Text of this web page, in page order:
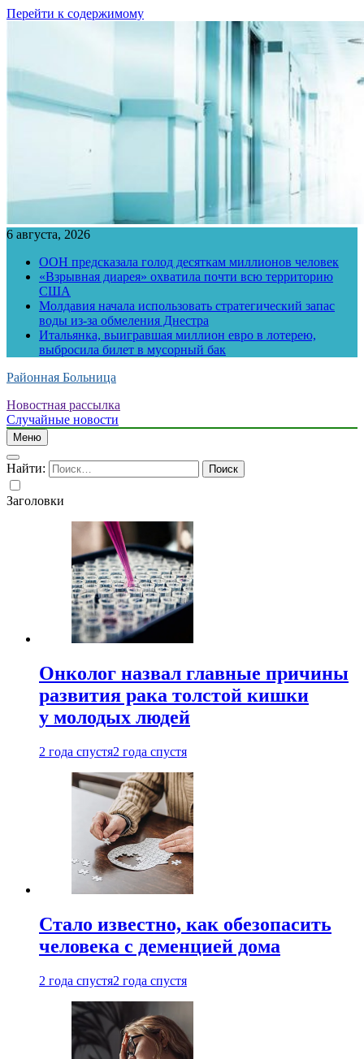
Перейти к содержимому
6 августа, 2026
ООН предсказала голод десяткам миллионов человек
«Взрывная диарея» охватила почти всю территорию
США
Молдавия начала использовать стратегический запас
воды из-за обмеления Днестра
Итальянка, выигравшая миллион евро в лотерею,
выбросила билет в мусорный бак
Районная Больница
Новостная рассылка
Случайные новости
Меню
Найти:
Заголовки
Онколог назвал главные причины
развития рака толстой кишки
у молодых людей
2 года спустя2 года спустя
Стало известно, как обезопасить
человека с деменцией дома
2 года спустя2 года спустя